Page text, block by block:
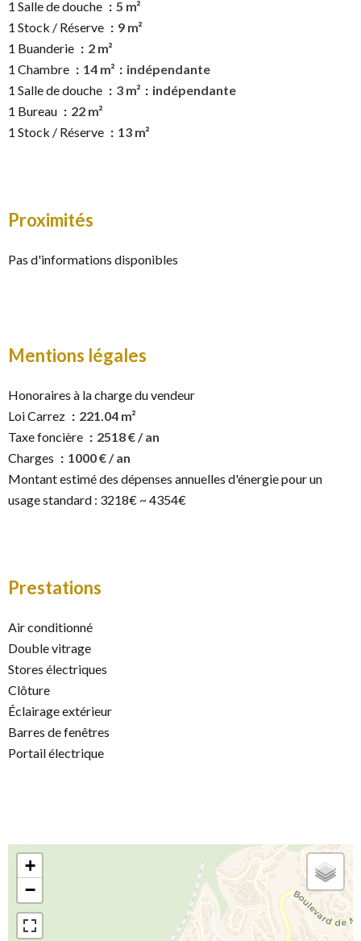
1 Salle de douche
5 m²
1 Stock / Réserve
9 m²
1 Buanderie
2 m²
1 Chambre
14 m²
indépendante
1 Salle de douche
3 m²
indépendante
1 Bureau
22 m²
1 Stock / Réserve
13 m²
Proximités
Pas d'informations disponibles
Mentions légales
Honoraires à la charge du vendeur
Loi Carrez
221.04 m²
Taxe foncière
2518 € / an
Charges
1000 € / an
Montant estimé des dépenses annuelles d'énergie pour un
usage standard : 3218€ ~ 4354€
Prestations
Air conditionné
Double vitrage
Stores électriques
Clôture
Éclairage extérieur
Barres de fenêtres
Portail électrique
+
−